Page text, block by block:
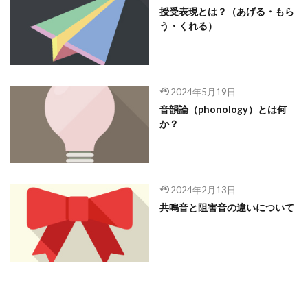
授受表現とは？（あげる・もら
う・くれる）
2024年5月19日
音韻論（phonology）とは何
か？
2024年2月13日
共鳴音と阻害音の違いについて